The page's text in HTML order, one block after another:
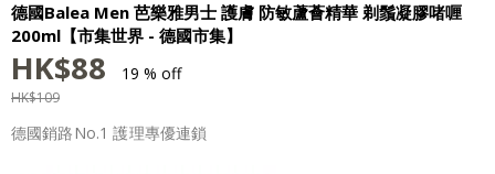
德國Balea Men 芭樂雅男士 護膚 防敏蘆薈精華 剃鬚凝膠啫喱
200ml【市集世界 - 德國市集】
HK$88 19 % off
HK$109
德國銷路No.1 護理專優連鎖